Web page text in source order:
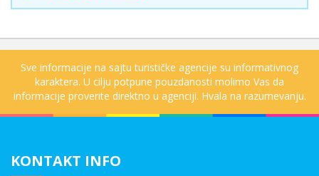
Sve informacije na sajtu turističke agencije su informativnog
karaktera. U cilju potpune pouzdanosti molimo Vas da
informacije proverite direktno u agenciji. Hvala na razumevanju.
KONTAKT INFO